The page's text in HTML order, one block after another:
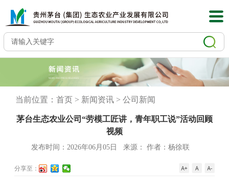
当前位置： 首页> 新闻资讯> 公司新闻
茅台生态农业公司“劳模工匠讲，青年职工说”活动回顾
视频
发布时间：2026年06月05日 来源： 作者：杨徐联
分享至：